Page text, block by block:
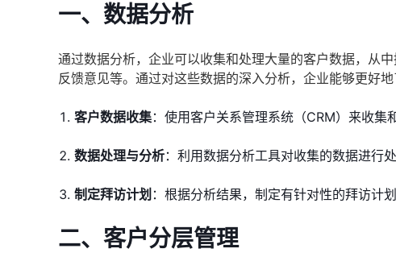
一、数据分析
通过数据分析，企业可以收集和处理大量的客户数据，从
反馈意见等。通过对这些数据的深入分析，企业能够更好
客户数据收集：使用客户关系管理系统（CRM）来收集
数据处理与分析：利用数据分析工具对收集的数据进行
制定拜访计划 ：根据分析结果，制定有针对性的拜访计
二、客户分层管理